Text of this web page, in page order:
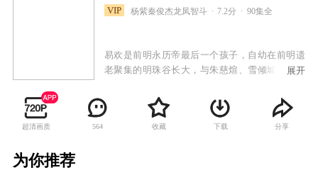
VIP 杨紫秦俊杰龙凤智斗 7.2分 90集全
易欢是前明永历帝最后一个孩子，自幼在前明遗
老聚集的明珠谷长大，与朱慈煊、雪倾城、叶默
大之后，易欢一行人离开明珠谷，在师父的授意
下设法接近康熙，试图寻找报家族仇恨的机会。
易欢与少年康熙从欢喜冤家到两心相许再到最后
展开
超清画质 564 收藏 下载 分享
为你推荐